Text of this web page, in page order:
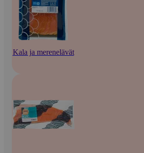
Kala ja merenelävät